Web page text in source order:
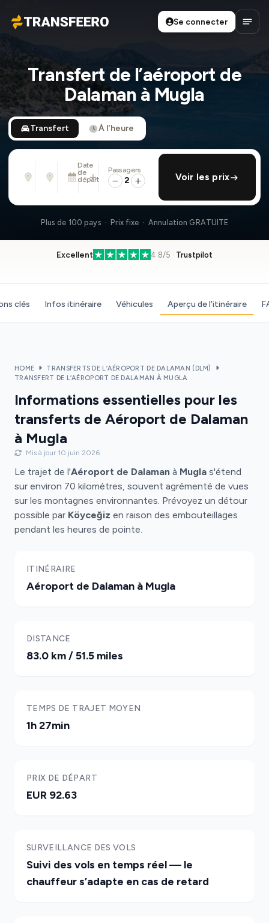
Transfeero
Se connecter
Transfert de l’aéroport de
Dalaman à Mugla
Transfert À l'heure
Adresse, aéroport, hôtel, ...
Adresse, aéroport, hôtel, ...
Date
de
départ
Lun. 10 Août · 01:45 PM
ajouter retour
Passagers
2 Voir les prix
Plus de 100 pays · Prix fixe · Annulation GRATUITE
Excellent 4.8/5 · Trustpilot
clés Infos itinéraire Véhicules Aperçu de l'itinéraire
HOME
TRANSFERTS DE L’AÉROPORT DE DALAMAN (DLM)
TRANSFERT DE L’AÉROPORT DE DALAMAN À MUGLA
Informations essentielles pour les
transferts de Aéroport de Dalaman
à Mugla
Mis à jour 10 juin 2026
Le trajet de l'Aéroport de Dalaman à Mugla s'étend
sur environ 70 kilomètres, souvent agrémenté de vues
sur les montagnes environnantes. Prévoyez un détour
possible par Köyceğiz en raison des embouteillages
pendant les heures de pointe.
ITINÉRAIRE
Aéroport de Dalaman à Mugla
DISTANCE
83.0 km / 51.5 miles
TEMPS DE TRAJET MOYEN
1h 27min
PRIX DE DÉPART
EUR 92.63
SURVEILLANCE DES VOLS
Suivi des vols en temps réel — le
chauffeur s’adapte en cas de retard